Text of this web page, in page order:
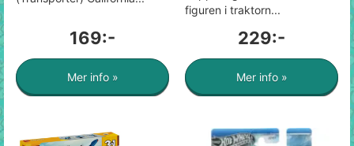
169:-
Mer info »
figuren i traktorn...
229:-
Mer info »